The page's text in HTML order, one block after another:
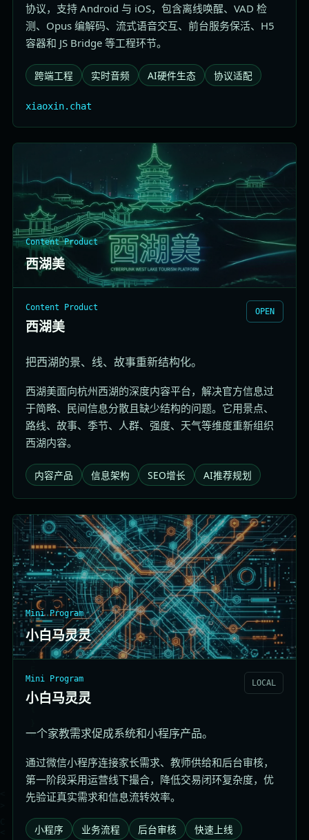
协议，支持 Android 与 iOS，包含离线唤醒、VAD 检
测、Opus 编解码、流式语音交互、前台服务保活、H5
容器和 JS Bridge 等工程环节。
跨端工程 实时音频 AI硬件生态 协议适配
xiaoxin.chat
Content Product
西湖美
Content Product
西湖美
OPEN
把西湖的景、线、故事重新结构化。
西湖美面向杭州西湖的深度内容平台，解决官方信息过
于简略、民间信息分散且缺少结构的问题。它用景点、
路线、故事、季节、人群、强度、天气等维度重新组织
西湖内容。
内容产品 信息架构 SEO增长 AI推荐规划
Mini Program
小白马灵灵
Mini Program
小白马灵灵
LOCAL
一个家教需求促成系统和小程序产品。
通过微信小程序连接家长需求、教师供给和后台审核，
第一阶段采用运营线下撮合，降低交易闭环复杂度，优
先验证真实需求和信息流转效率。
小程序 业务流程 后台审核 快速上线